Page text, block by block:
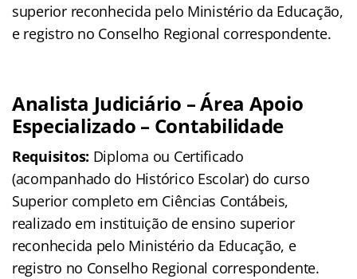
superior reconhecida pelo Ministério da Educação,
e registro no Conselho Regional correspondente.
Analista Judiciário – Área Apoio
Especializado – Contabilidade
Requisitos: Diploma ou Certificado
(acompanhado do Histórico Escolar) do curso
Superior completo em Ciências Contábeis,
realizado em instituição de ensino superior
reconhecida pelo Ministério da Educação, e
registro no Conselho Regional correspondente.